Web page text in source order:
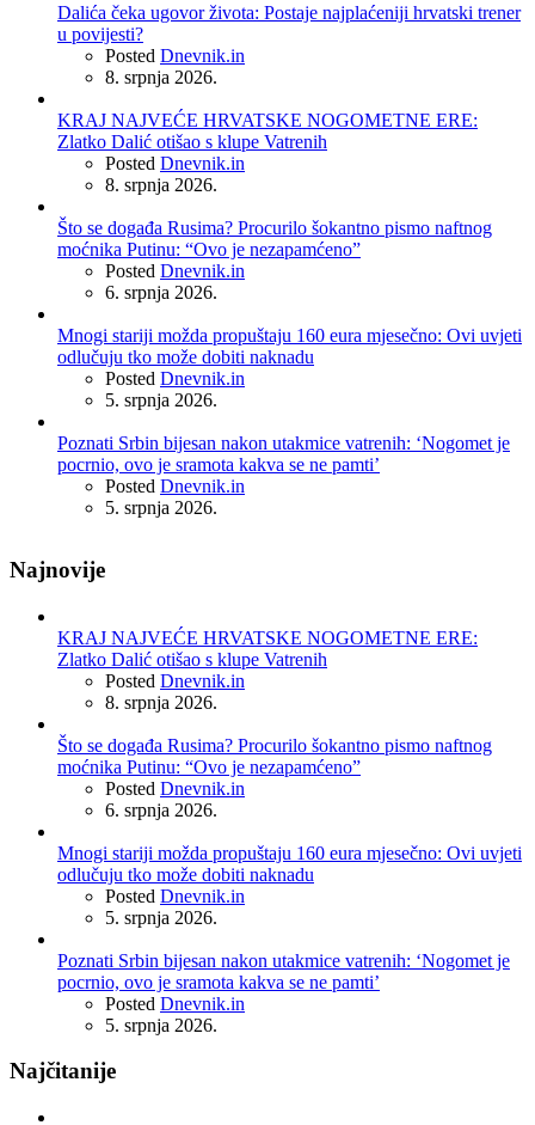
Dalića čeka ugovor života: Postaje najplaćeniji hrvatski trener
u povijesti?
Posted Dnevnik.in
8. srpnja 2026.
KRAJ NAJVEĆE HRVATSKE NOGOMETNE ERE:
Zlatko Dalić otišao s klupe Vatrenih
Posted Dnevnik.in
8. srpnja 2026.
Što se događa Rusima? Procurilo šokantno pismo naftnog
moćnika Putinu: “Ovo je nezapamćeno”
Posted Dnevnik.in
6. srpnja 2026.
Mnogi stariji možda propuštaju 160 eura mjesečno: Ovi uvjeti
odlučuju tko može dobiti naknadu
Posted Dnevnik.in
5. srpnja 2026.
Poznati Srbin bijesan nakon utakmice vatrenih: ‘Nogomet je
pocrnio, ovo je sramota kakva se ne pamti’
Posted Dnevnik.in
5. srpnja 2026.
Najnovije
KRAJ NAJVEĆE HRVATSKE NOGOMETNE ERE:
Zlatko Dalić otišao s klupe Vatrenih
Posted Dnevnik.in
8. srpnja 2026.
Što se događa Rusima? Procurilo šokantno pismo naftnog
moćnika Putinu: “Ovo je nezapamćeno”
Posted Dnevnik.in
6. srpnja 2026.
Mnogi stariji možda propuštaju 160 eura mjesečno: Ovi uvjeti
odlučuju tko može dobiti naknadu
Posted Dnevnik.in
5. srpnja 2026.
Poznati Srbin bijesan nakon utakmice vatrenih: ‘Nogomet je
pocrnio, ovo je sramota kakva se ne pamti’
Posted Dnevnik.in
5. srpnja 2026.
Najčitanije